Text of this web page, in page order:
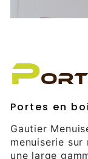
P
Portes en
Gautier
menuiserie sur
une large